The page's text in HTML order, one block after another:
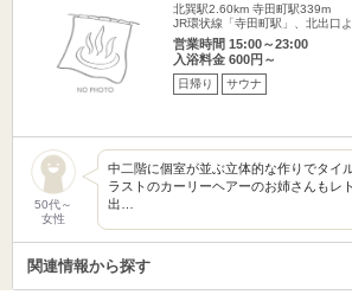
北巽駅2.60km 寺田町駅339m
JR環状線「寺田町駅」、北出口
営業時間 15:00～23:00
入浴料金 600円～
日帰り サウナ
50代～
女性
中二階に個室が並ぶ立体的な作りでタイ
ラストのカーリーヘアーのお姉さんもレ
出…
関連情報から探す